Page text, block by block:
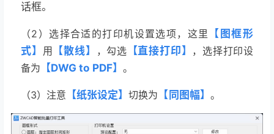
话框。
（2） 选择合适的打印机设置选项，这里
【图框形
式】 用 【散线】 ，勾选 【直接打印】 ，选择打印设
备为 【DWG to PDF】 。
（3） 注意 【纸张设定】切换为 【同图幅】 。